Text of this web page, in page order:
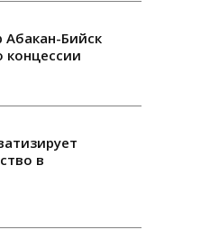
Абакан-Бийск
концессии
в